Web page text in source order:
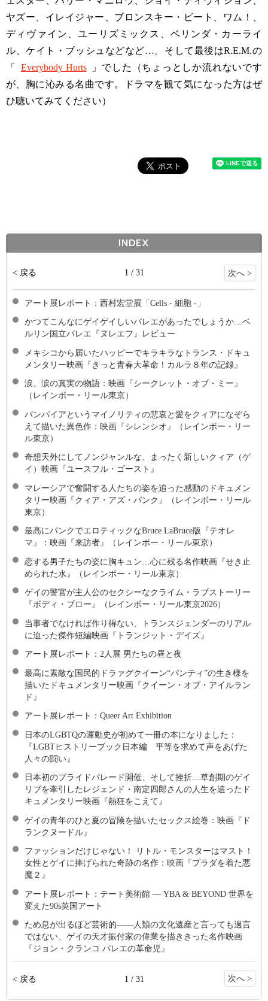
ヤズー、イレイジャー、ブロンスキー・ビート、ワム！、
ディヴァイン、ユーリズミックス、ベリンダ・カーライ
ル、ケイト・ブッシュなどなど…。そして最後はR.E.M.の
「
Everybody Hurts
」でした（ちょっとしか流れないです
が、胸に沁みる名曲です。ドラマを観て気になった方はぜ
ひ聴いてみてください）
INDEX
< 戻る 1 / 31 次へ >
アート展レポート：西村宏堂展「Cells - 細胞 -」
かつてこんなにゲイゲイしいバレエがあったでしょうか…ベ
ルリン国立バレエ『ヌレエフ』レビュー
メキシコから届いたハッピーでキラキラなトランス・ドキュ
メンタリー映画『きっと青春大革命！カルラ８年の記録』
涙、涙の真実の物語：映画『シークレット・オブ・ミー』
（レインボー・リール東京）
バンパイアというマイノリティの悲哀と愛をクィアになぞら
えて描いた異色作：映画『シレンシオ』（レインボー・リー
ル東京）
奇想天外にしてノンジャンルな、まったく新しいクィア（ゲ
イ）映画『ユースフル・ゴースト』
マレーシアで奮闘する人たちの姿を追った感動のドキュメン
タリー映画『クィア・アズ・パンク』（レインボー・リール
東京）
最高にパンクでエロティックなBruce LaBruce版『テオレ
マ』：映画『来訪者』（レインボー・リール東京）
恋する男子たちの姿に胸キュン…心に残る名作映画『せき止
められた水』（レインボー・リール東京）
ゲイの警官が主人公のセクシーなクライム・ラブストーリー
『ボディ・ブロー』（レインボー・リール東京2026）
当事者でなければ作り得ない、トランスジェンダーのリアル
に迫った傑作短編映画『トランジット・デイズ』
アート展レポート：2人展 男たちの昼と夜
最高に素敵な国⺠的ドラァグクイーン“パンティ”の生き様を
描いたドキュメンタリー映画『クイーン・オブ・アイルラン
ド』
アート展レポート：Queer Art Exhibition
日本のLGBTQの運動史が初めて一冊の本になりました：
『LGBTヒストリーブック日本編 平等を求めて声をあげた
人々の闘い』
日本初のプライドパレード開催、そして挫折…草創期のゲイ
リブを牽引したレジェンド・南定四郎さんの人生を追ったド
キュメンタリー映画『熱狂をこえて』
ゲイの青年のひと夏の冒険を描いたセックス絵巻：映画『ド
ランクヌードル』
ファッションだけじゃない！ リトル・モンスターはマスト！
女性とゲイに捧げられた奇跡の名作：映画『プラダを着た悪
魔２』
アート展レポート：テート美術館 ― YBA & BEYOND 世界を
変えた90s英国アート
ため息が出るほど芸術的――人類の文化遺産と言っても過言
ではない、ゲイの天才振付家の偉業を描ききった名作映画
『ジョン・クランコ バレエの革命児』
< 戻る 1 / 31 次へ >